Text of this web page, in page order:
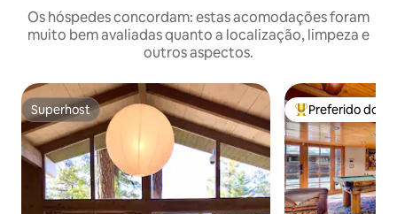
Os hóspedes concordam: estas acomodações foram
muito bem avaliadas quanto a localização, limpeza e
outros aspectos.
Superhost
Superhost Entre os
Preferido dos